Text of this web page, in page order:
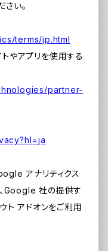
さい。
terms/jp.html
やアプリを使用する
partner-
アナリティクス
Google 社の提供す
ト アドオンをご利用